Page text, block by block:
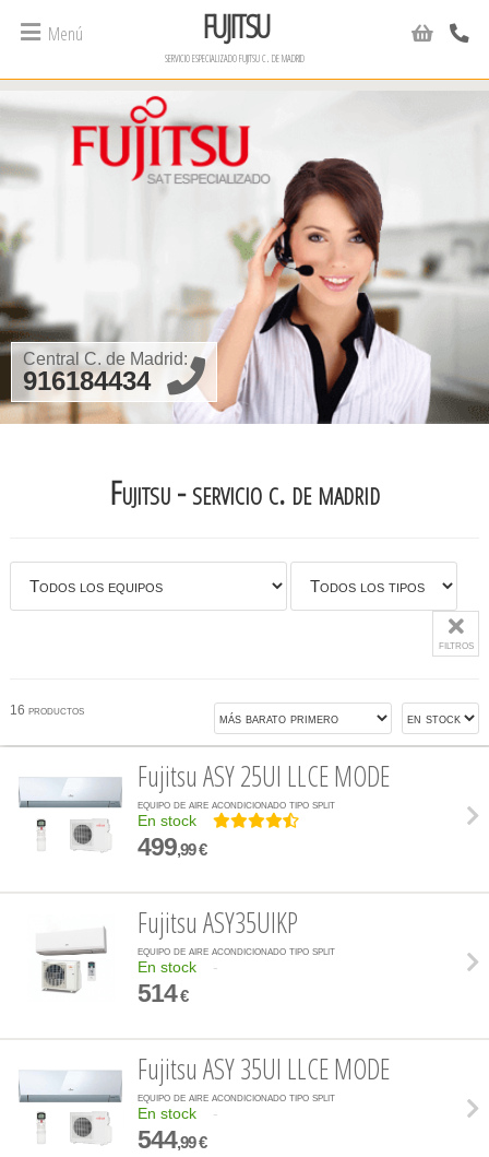
Menú FUJITSU
servicio especializado fujitsu c. de madrid
Central C. de Madrid:
916184434
Fujitsu - servicio c. de madrid
filtros
16 productos
Fujitsu ASY 25UI LLCE MODE
equipo de aire acondicionado tipo split
En stock
499,99 €
Fujitsu ASY35UIKP
equipo de aire acondicionado tipo split
En stock -
514€
Fujitsu ASY 35UI LLCE MODE
equipo de aire acondicionado tipo split
En stock -
544,99 €